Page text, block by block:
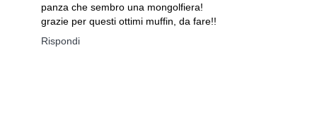
panza che sembro una mongolfiera!
grazie per questi ottimi muffin, da fare!!
Rispondi